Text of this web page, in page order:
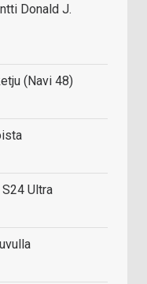
Donald J.
(Navi 48)
Ultra